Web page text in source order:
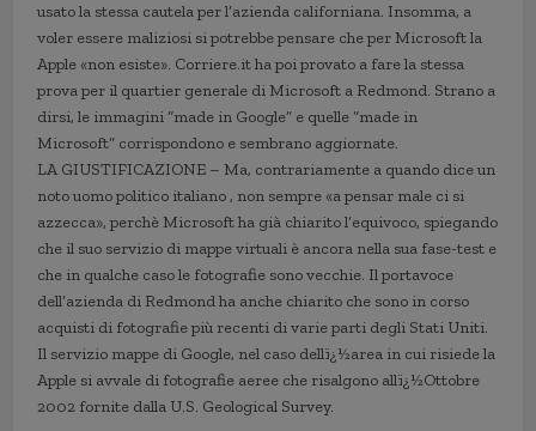
usato la stessa cautela per l’azienda californiana. Insomma, a
voler essere maliziosi si potrebbe pensare che per Microsoft la
Apple «non esiste». Corriere.it ha poi provato a fare la stessa
prova per il quartier generale di Microsoft a Redmond. Strano a
dirsi, le immagini “made in Google” e quelle “made in
Microsoft” corrispondono e sembrano aggiornate.
LA GIUSTIFICAZIONE – Ma, contrariamente a quando dice un
noto uomo politico italiano , non sempre «a pensar male ci si
azzecca», perchè Microsoft ha già chiarito l’equivoco, spiegando
che il suo servizio di mappe virtuali è ancora nella sua fase-test e
che in qualche caso le fotografie sono vecchie. Il portavoce
dell’azienda di Redmond ha anche chiarito che sono in corso
acquisti di fotografie più recenti di varie parti degli Stati Uniti.
Il servizio mappe di Google, nel caso dellï¿½area in cui risiede la
Apple si avvale di fotografie aeree che risalgono allï¿½Ottobre
2002 fornite dalla U.S. Geological Survey.